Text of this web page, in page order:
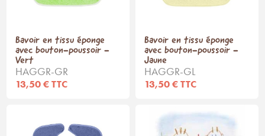
Bavoir en tissu éponge
avec bouton-poussoir -
Vert
HAGGR-GR
13,50 € TTC
Bavoir en tissu éponge
avec bouton-poussoir -
Jaune
HAGGR-GL
13,50 € TTC